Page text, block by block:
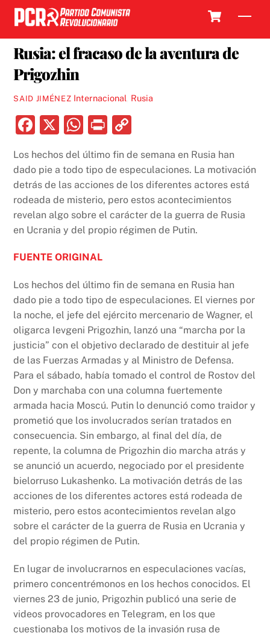
Skip
content
Rusia: el fracaso de la aventura de
Prigozhin
SAID JIMÉNEZ Internacional Rusia
F
c
e
b
o
o
k
X
W
at
s
A
p
p
P
nt p
y
Li
n
k
Los hechos del último fin de semana en Rusia han
dado pie a todo tipo de especulaciones. La motivación
detrás de las acciones de los diferentes actores está
rodeada de misterio, pero estos acontecimientos
revelan algo sobre el carácter de la guerra de Rusia
en Ucrania y del propio régimen de Putin.
FUENTE ORIGINAL
Los hechos del último fin de semana en Rusia han
dado pie a todo tipo de especulaciones. El viernes por
la noche, el jefe del ejército mercenario de Wagner, el
oligarca Ievgeni Prigozhin, lanzó una “marcha por la
justicia” con el objetivo declarado de destituir al jefe
de las Fuerzas Armadas y al Ministro de Defensa.
Para el sábado, había tomado el control de Rostov del
Don y marchaba con una columna fuertemente
armada hacia Moscú. Putin lo denunció como traidor y
prometió que los involucrados serían tratados en
consecuencia. Sin embargo, al final del día, de
repente, la columna de Prigozhin dio marcha atrás y
se anunció un acuerdo, negociado por el presidente
bielorruso Lukashenko. La motivación detrás de las
acciones de los diferentes actores está rodeada de
misterio, pero estos acontecimientos revelan algo
sobre el carácter de la guerra de Rusia en Ucrania y
del propio régimen de Putin.
En lugar de involucrarnos en especulaciones vacías,
primero concentrémonos en los hechos conocidos. El
viernes 23 de junio, Prigozhin publicó una serie de
videos provocadores en Telegram, en los que
cuestionaba los motivos de la invasión rusa de